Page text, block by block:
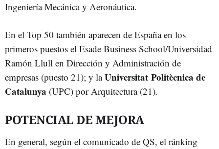
Ingeniería Mecánica y Aeronáutica.
En el Top 50 también aparecen de España en los
primeros puestos el Esade Business School/Universidad
Ramón Llull en Dirección y Administración de
empresas (puesto 21); y laUniversitat Politècnica de
Catalunya (UPC) por Arquitectura (21).
POTENCIAL DE MEJORA
En general, según el comunicado de QS, el ránking